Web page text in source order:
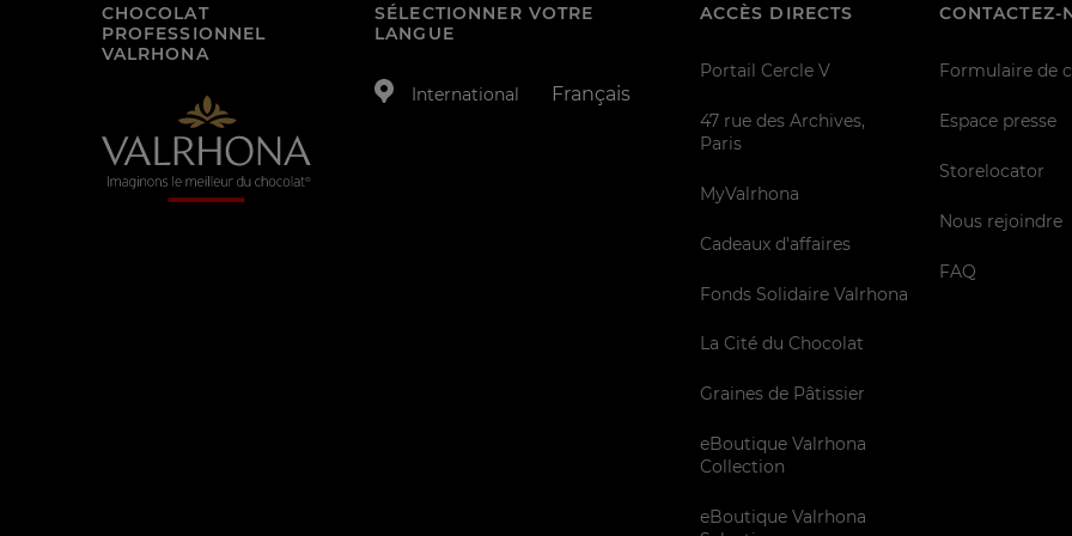
CHOCOLAT
PROFESSIONNEL
VALRHONA
SÉLECTIONNER VOTRE
LANGUE
International Français
ACCÈS DIRECTS
Portail Cercle V
47 rue des Archives,
Paris
MyValrhona
Cadeaux d'affaires
Fonds Solidaire Valrhona
La Cité du Chocolat
Graines de Pâtissier
eBoutique Valrhona
Collection
eBoutique Valrhona
CONTACTEZ-
Formulaire de
Espace presse
Storelocator
Nous rejoindre
FAQ